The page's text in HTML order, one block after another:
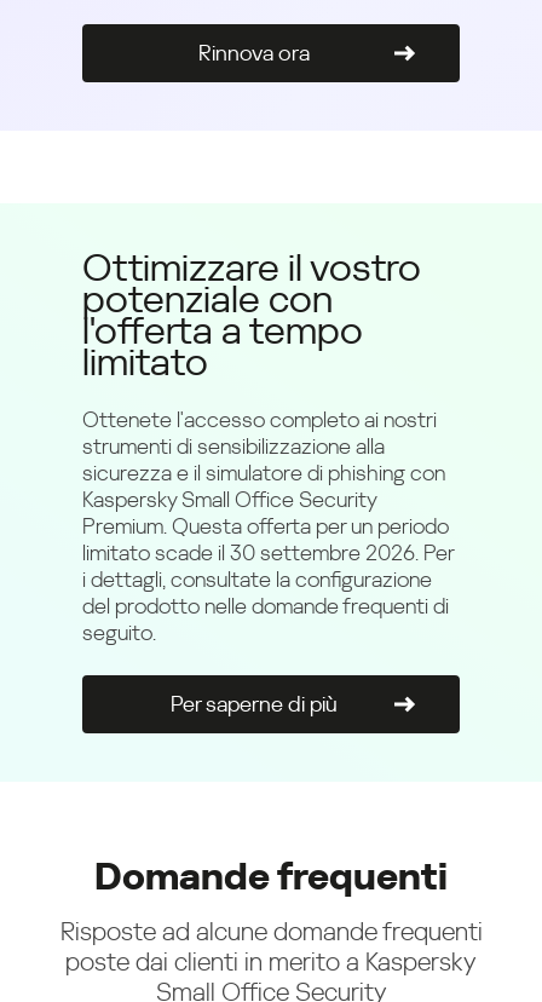
Rinnova ora
Ottimizzare il vostro
potenziale con
l'offerta a tempo
limitato
Ottenete l'accesso completo ai nostri
strumenti di sensibilizzazione alla
sicurezza e il simulatore di phishing con
Kaspersky Small Office Security
Premium. Questa offerta per un periodo
limitato scade il 30 settembre 2026. Per
i dettagli, consultate la configurazione
del prodotto nelle domande frequenti di
seguito.
Per saperne di più
Domande frequenti
Risposte ad alcune domande frequenti
poste dai clienti in merito a Kaspersky
Small Office Security